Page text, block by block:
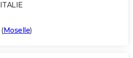
(Moselle)